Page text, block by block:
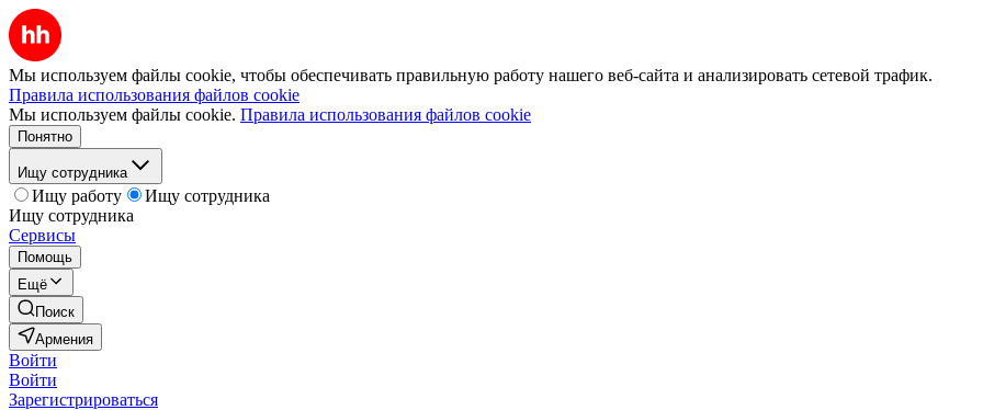
Мы используем файлы cookie, чтобы обеспечивать правильную работу нашего веб-сайта и анализировать сетевой трафик.
Правила использования файлов cookie
Мы используем файлы cookie. Правила использования файлов cookie
Понятно
Ищу сотрудника
Ищу работу
Ищу сотрудника
Ищу сотрудника
Сервисы
Помощь
Ещё
Поиск
Армения
Войти
Войти
Зарегистрироваться